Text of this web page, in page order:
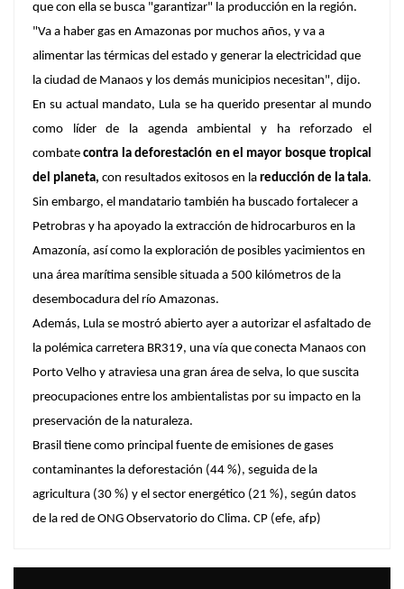
que con ella se busca "garantizar" la producción en la región.
"Va a haber gas en Amazonas por muchos años, y va a
alimentar las térmicas del estado y generar la electricidad que
la ciudad de Manaos y los demás municipios necesitan", dijo.
En su actual mandato, Lula se ha querido presentar al mundo
como líder de la agenda ambiental y ha reforzado el
combatecontra la deforestación en el mayor bosque tropical
del planeta, con resultados exitosos en la reducción de la tala.
Sin embargo, el mandatario también ha buscado fortalecer a
Petrobras y ha apoyado la extracción de hidrocarburos en la
Amazonía, así como la exploración de posibles yacimientos en
una área marítima sensible situada a 500 kilómetros de la
desembocadura del río Amazonas.
Además, Lula se mostró abierto ayer a autorizar el asfaltado de
la polémica carretera BR319, una vía que conecta Manaos con
Porto Velho y atraviesa una gran área de selva, lo que suscita
preocupaciones entre los ambientalistas por su impacto en la
preservación de la naturaleza.
Brasil tiene como principal fuente de emisiones de gases
contaminantes la deforestación (44 %), seguida de la
agricultura (30 %) y el sector energético (21 %), según datos
de la red de ONG Observatorio do Clima. CP (efe, afp)